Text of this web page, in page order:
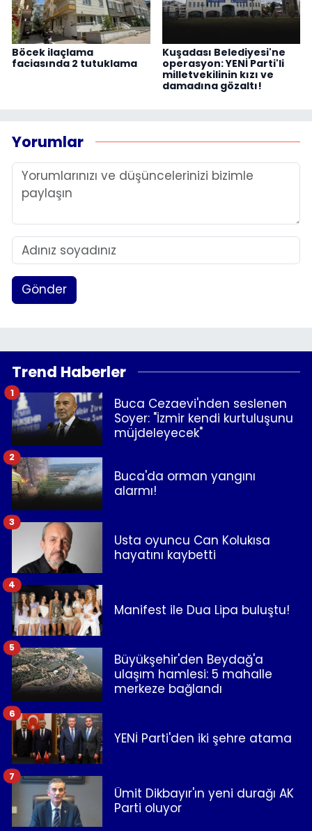
Böcek ilaçlama
faciasında 2 tutuklama
Kuşadası Belediyesi'ne
operasyon: YENİ Parti'li
milletvekilinin kızı ve
damadına gözaltı!
Yorumlar
Gönder
Trend Haberler
Buca Cezaevi'nden seslenen
Soyer: "İzmir kendi kurtuluşunu
müjdeleyecek"
1
Buca'da orman yangını
alarmı!
2
Usta oyuncu Can Kolukısa
hayatını kaybetti
3
Manifest ile Dua Lipa buluştu!
4
Büyükşehir'den Beydağ'a
ulaşım hamlesi: 5 mahalle
merkeze bağlandı
5
YENİ Parti'den iki şehre atama
6
Ümit Dikbayır'ın yeni durağı AK
Parti oluyor
7